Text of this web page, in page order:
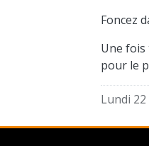
Foncez
Une fois
pour le
Lundi